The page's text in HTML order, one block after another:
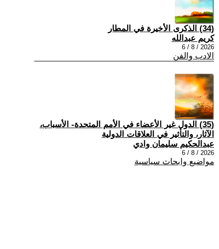
(34) الذكرى الأخيرة في المطار
كريم عبدالله
2026 / 8 / 6
الادب والفن
(35) الدول غير الأعضاء في الأمم المتحدة- الأسباب،
الآثار، والتأثير في العلاقات الدولية
عبدالحكيم سليمان وادي
2026 / 8 / 6
مواضيع وابحاث سياسية